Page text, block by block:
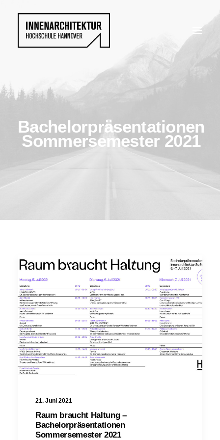
Bachelorpräsentationen
Sommersemester 2021
21. Juni 2021
Raum braucht Haltung –
Bachelorpräsentationen
Sommersemester 2021